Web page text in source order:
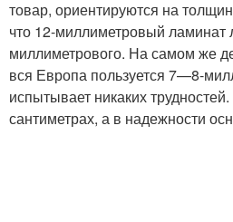
товар, ориентируются на
что 12-миллиметровый ламинат
миллиметрового. На самом же
вся Европа пользуется 7—8-
испытывает никаких
сантиметрах, а в надежности